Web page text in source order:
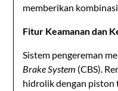
memberikan
Fitur Keamanan dan
Sistem pengereman
Brake System (CBS).
hidrolik dengan piston